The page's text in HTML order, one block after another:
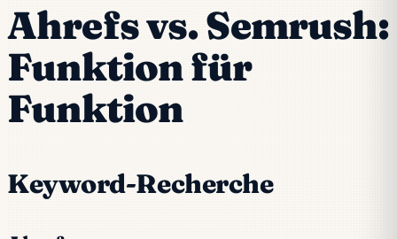
Ahrefs vs. Semrush:
Funktion für
Funktion
Keyword-Recherche